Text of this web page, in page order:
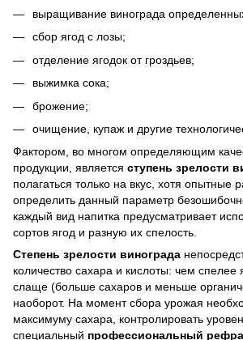
выращивание винограда
сбор ягод с лозы;
отделение ягодок от гроздьев;
выжимка сока;
брожение;
очищение, купаж и другие
Фактором, во многом определяющим
продукции, является ступень зрелости
полагаться только на вкус, хотя опытные
определить данный параметр
каждый вид напитка предусматривает
сортов ягод и разную их спелость.
Степень зрелости винограда
количество сахара и кислоты: чем спелее
слаще (больше сахаров и меньше
наоборот. На момент сбора урожая
максимуму сахара, контролировать
специальный профессиональный